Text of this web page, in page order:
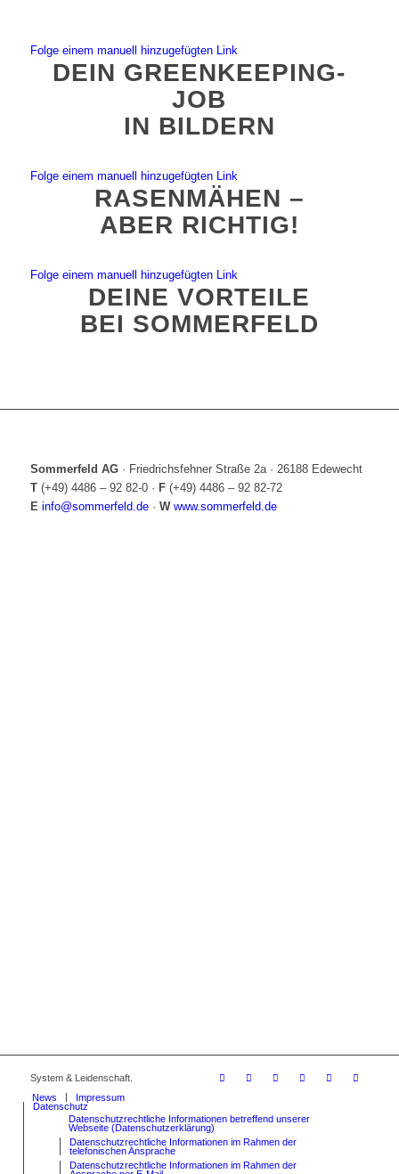
Folge einem manuell hinzugefügten Link
DEIN GREENKEEPING-
JOB
IN BILDERN
Folge einem manuell hinzugefügten Link
RASENMÄHEN –
ABER RICHTIG!
Folge einem manuell hinzugefügten Link
DEINE VORTEILE
BEI SOMMERFELD
Sommerfeld AG · Friedrichsfehner Straße 2a · 26188 Edewecht
T(+49) 4486 – 92 82-0 · F(+49) 4486 – 92 82-72
E info@sommerfeld.de · W www.sommerfeld.de
System & Leidenschaft.
News
Impressum
Datenschutz
Datenschutzrechtliche Informationen betreffend unserer
Webseite (Datenschutzerklärung)
Datenschutzrechtliche Informationen im Rahmen der
telefonischen Ansprache
Datenschutzrechtliche Informationen im Rahmen der